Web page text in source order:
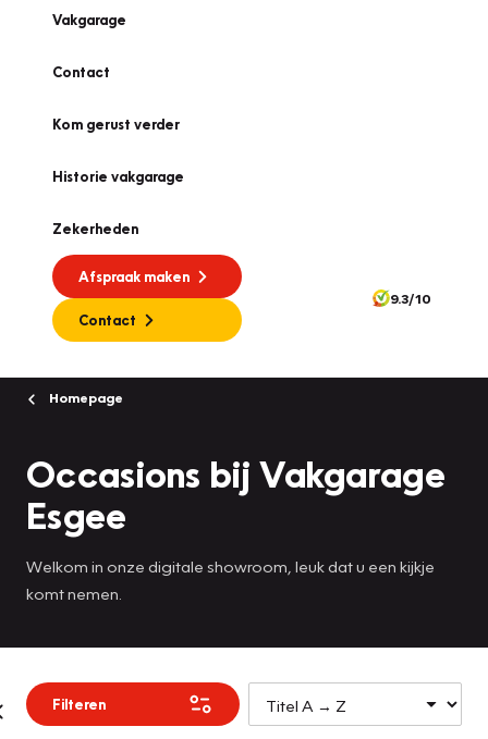
Vakgarage
Contact
Kom gerust verder
Historie vakgarage
Zekerheden
Afspraak maken
Contact
9.3/10
Homepage
Occasions bij Vakgarage
Esgee
Welkom in onze digitale showroom, leuk dat u een kijkje
komt nemen.
Filteren